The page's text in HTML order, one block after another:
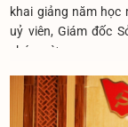
khai giảng năm học
uỷ viên, Giám đốc
chúc mừng.